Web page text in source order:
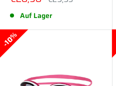
Auf Lager
10%